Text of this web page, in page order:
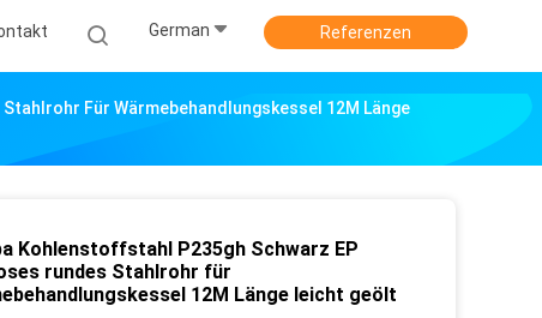
German Referenzen
Für Wärmebehandlungskessel 12M Länge
Kohlenstoffstahl P235gh Schwarz EP
rundes Stahlrohr für
12M Länge leicht geölt